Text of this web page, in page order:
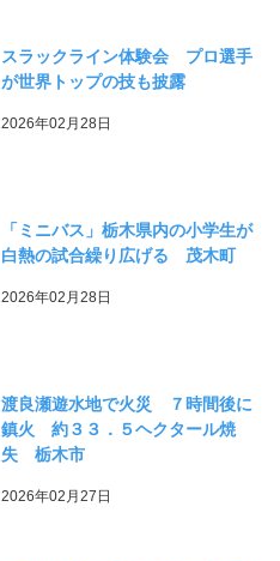
スラックライン体験会 プロ選手
が世界トップの技も披露
2026年02月28日
「ミニバス」栃木県内の小学生が
白熱の試合繰り広げる 茂木町
2026年02月28日
渡良瀬遊水地で火災 ７時間後に
鎮火 約３３．５ヘクタール焼
失 栃木市
2026年02月27日